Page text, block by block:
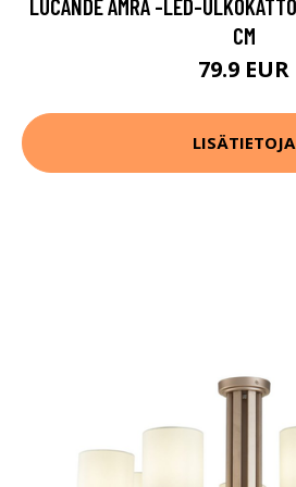
LUCANDE AMRA -LED-
CM
79.9 EUR
LISÄTIETOJA